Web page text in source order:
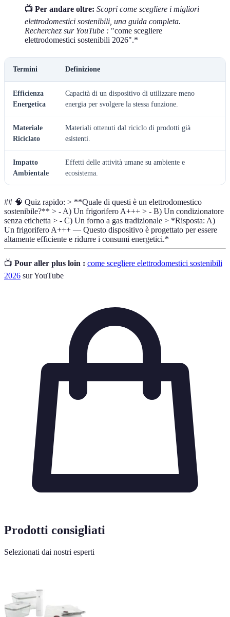
📺 Per andare oltre: Scopri come scegliere i migliori
elettrodomestici sostenibili, una guida completa.
Recherchez sur YouTube : "come scegliere
elettrodomestici sostenibili 2026".*
Termini Definizione
Efficienza
Energetica
Capacità di un dispositivo di utilizzare meno
energia per svolgere la stessa funzione.
Materiale
Riciclato
Materiali ottenuti dal riciclo di prodotti già
esistenti.
Impatto
Ambientale
Effetti delle attività umane su ambiente e
ecosistema.
## 🧠 Quiz rapido: > **Quale di questi è un elettrodomestico
sostenibile?** > - A) Un frigorifero A+++ > - B) Un condizionatore
senza etichetta > - C) Un forno a gas tradizionale > *Risposta: A)
Un frigorifero A+++ — Questo dispositivo è progettato per essere
altamente efficiente e ridurre i consumi energetici.*
📺 Pour aller plus loin : come scegliere elettrodomestici sostenibili
2026 sur YouTube
Prodotti consigliati
Selezionati dai nostri esperti